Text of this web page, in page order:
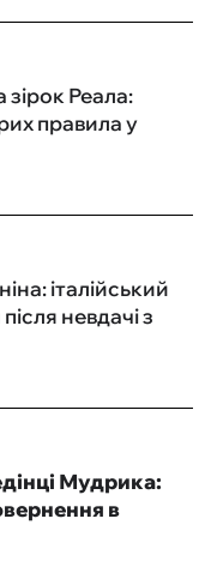
зірок Реала:
правила у
італійський
невдачі з
Мудрика:
в